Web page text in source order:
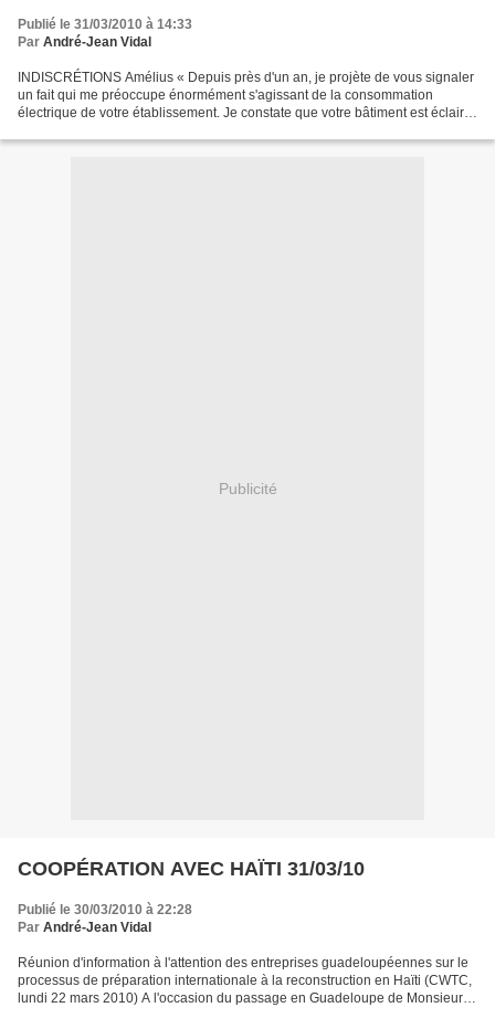
Publié le 31/03/2010 à 14:33
Par André-Jean Vidal
INDISCRÉTIONS Amélius « Depuis près d'un an, je projète de vous signaler
un fait qui me préoccupe énormément s'agissant de la consommation
électrique de votre établissement. Je constate que votre bâtiment est éclairé
Publicité
COOPÉRATION AVEC HAÏTI 31/03/10
Publié le 30/03/2010 à 22:28
Par André-Jean Vidal
Réunion d'information à l'attention des entreprises guadeloupéennes sur le
processus de préparation internationale à la reconstruction en Haïti (CWTC,
lundi 22 mars 2010) A l'occasion du passage en Guadeloupe de Monsieur